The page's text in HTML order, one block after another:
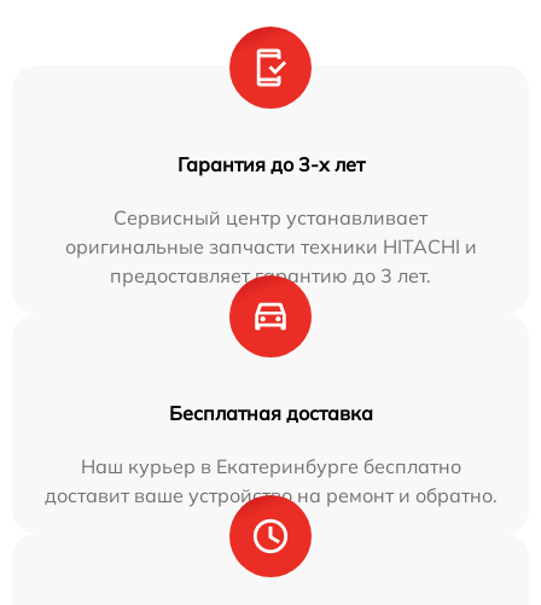
Гарантия до 3-х лет
Сервисный центр устанавливает
оригинальные запчасти техники HITACHI и
предоставляет гарантию до 3 лет.
Бесплатная доставка
Наш курьер в Екатеринбурге бесплатно
доставит ваше устройство на ремонт и обратно.